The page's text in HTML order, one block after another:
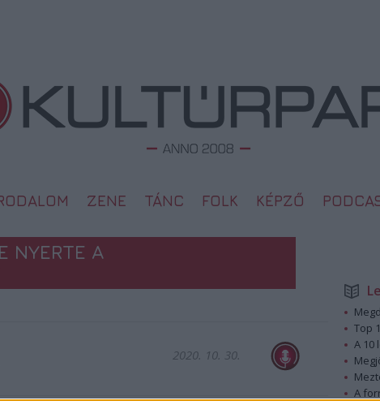
ZENE TÁNC FOLK KÉPZŐ
NYERTE A
2020. 10. 30.
Top
A 10
A